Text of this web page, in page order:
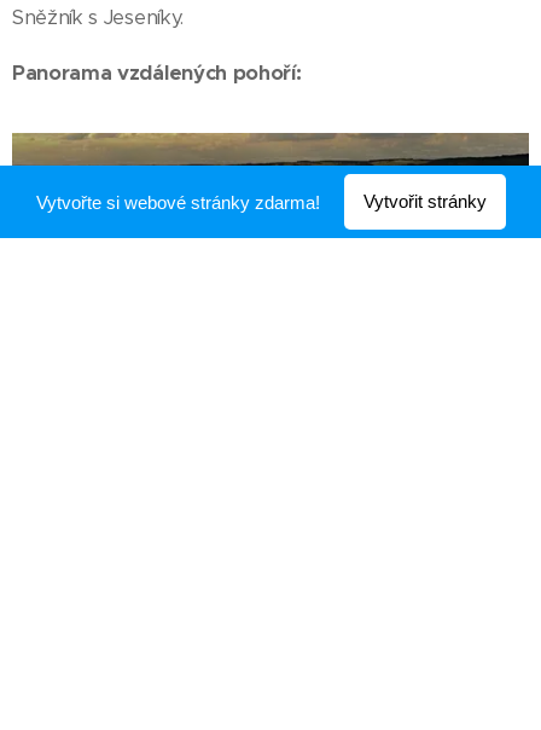
Sněžník s Jeseníky.
Panorama vzdálených pohoří:
Ještěd, Jizerské hory, Krkonoše
Orlické hory, Kralický Sněžník, Buková hora, Suchý
Vytvořte si webové stránky zdarma! Vytvořit stránky